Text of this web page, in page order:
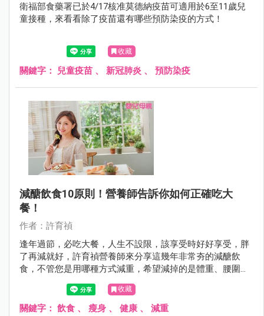
衛福部食藥署已於4/17核准莫德納疫苗可適用於6至11歲兒
童接種，來看看除了疫苗還有哪些預防染疫的方式！
收藏
關鍵字： 兒童疫苗 、 新冠肺炎 、 預防染疫
減醣飲食10原則！營養師告訴你如何正確吃大
餐！
作者：許育禎
逢年過節，必吃大餐，人生不設限，該享受時好好享受，胖
了再減就好，許育禎營養師來分享這幾年非常夯的減醣飲
食，不管您是用哪種方式減重，希望減掉的是體重、腰圍、
體脂肪，而不是健康！
收藏
關鍵字： 飲食 、 瘦身 、 健康 、 減重